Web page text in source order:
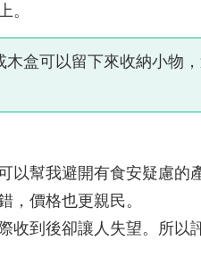
。
盒可以留下來收納小物
以幫我避開有食安疑慮的
，價格也更親民。
收到後卻讓人失望。所以